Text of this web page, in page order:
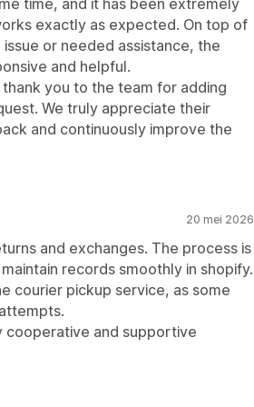
time, and it has been extremely
exactly as expected. On top of
or needed assistance, the
and helpful.
you to the team for adding
We truly appreciate their
and continuously improve the
20 mei 2026
and exchanges. The process is
records smoothly in shopify.
courier pickup service, as some
cooperative and supportive